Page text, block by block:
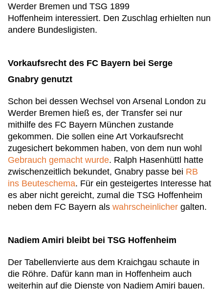
Werder Bremen und TSG 1899
Hoffenheim interessiert. Den Zuschlag erhielten nun
andere Bundesligisten.
Vorkaufsrecht des FC Bayern bei Serge
Gnabry genutzt
Schon bei dessen Wechsel von Arsenal London zu
Werder Bremen hieß es, der Transfer sei nur
mithilfe des FC Bayern München zustande
gekommen. Die sollen eine Art Vorkaufsrecht
zugesichert bekommen haben, von dem nun wohl
Gebrauch gemacht wurde. Ralph Hasenhüttl hatte
zwischenzeitlich bekundet, Gnabry passe bei RB
ins Beuteschema. Für ein gesteigertes Interesse hat
es aber nicht gereicht, zumal die TSG Hoffenheim
neben dem FC Bayern als wahrscheinlicher galten.
Nadiem Amiri bleibt bei TSG Hoffenheim
Der Tabellenvierte aus dem Kraichgau schaute in
die Röhre. Dafür kann man in Hoffenheim auch
weiterhin auf die Dienste von Nadiem Amiri bauen.